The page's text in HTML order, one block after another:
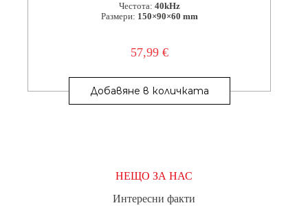
Честота: 40kHz
Размери: 150×90×60 mm
57,99 €
Добавяне в количката
НЕЩО ЗА НАС
Интересни факти